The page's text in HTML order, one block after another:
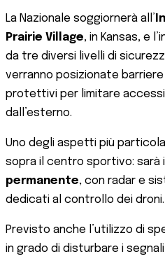
La Nazionale soggiornerà all’
Prairie Village, in Kansas, e
da tre diversi livelli di
verranno posizionate
protettivi per limitare
dall’esterno.
Uno degli aspetti più
sopra il centro sportivo: sarà
permanente, con radar e
dedicati al controllo dei droni.
Previsto anche l’utilizzo di
in grado di disturbare i